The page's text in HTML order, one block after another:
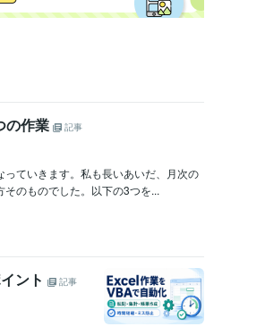
の作業
記事
ていきます。私も長いあいだ、月次の
のものでした。以下の3つを...
ント
記事